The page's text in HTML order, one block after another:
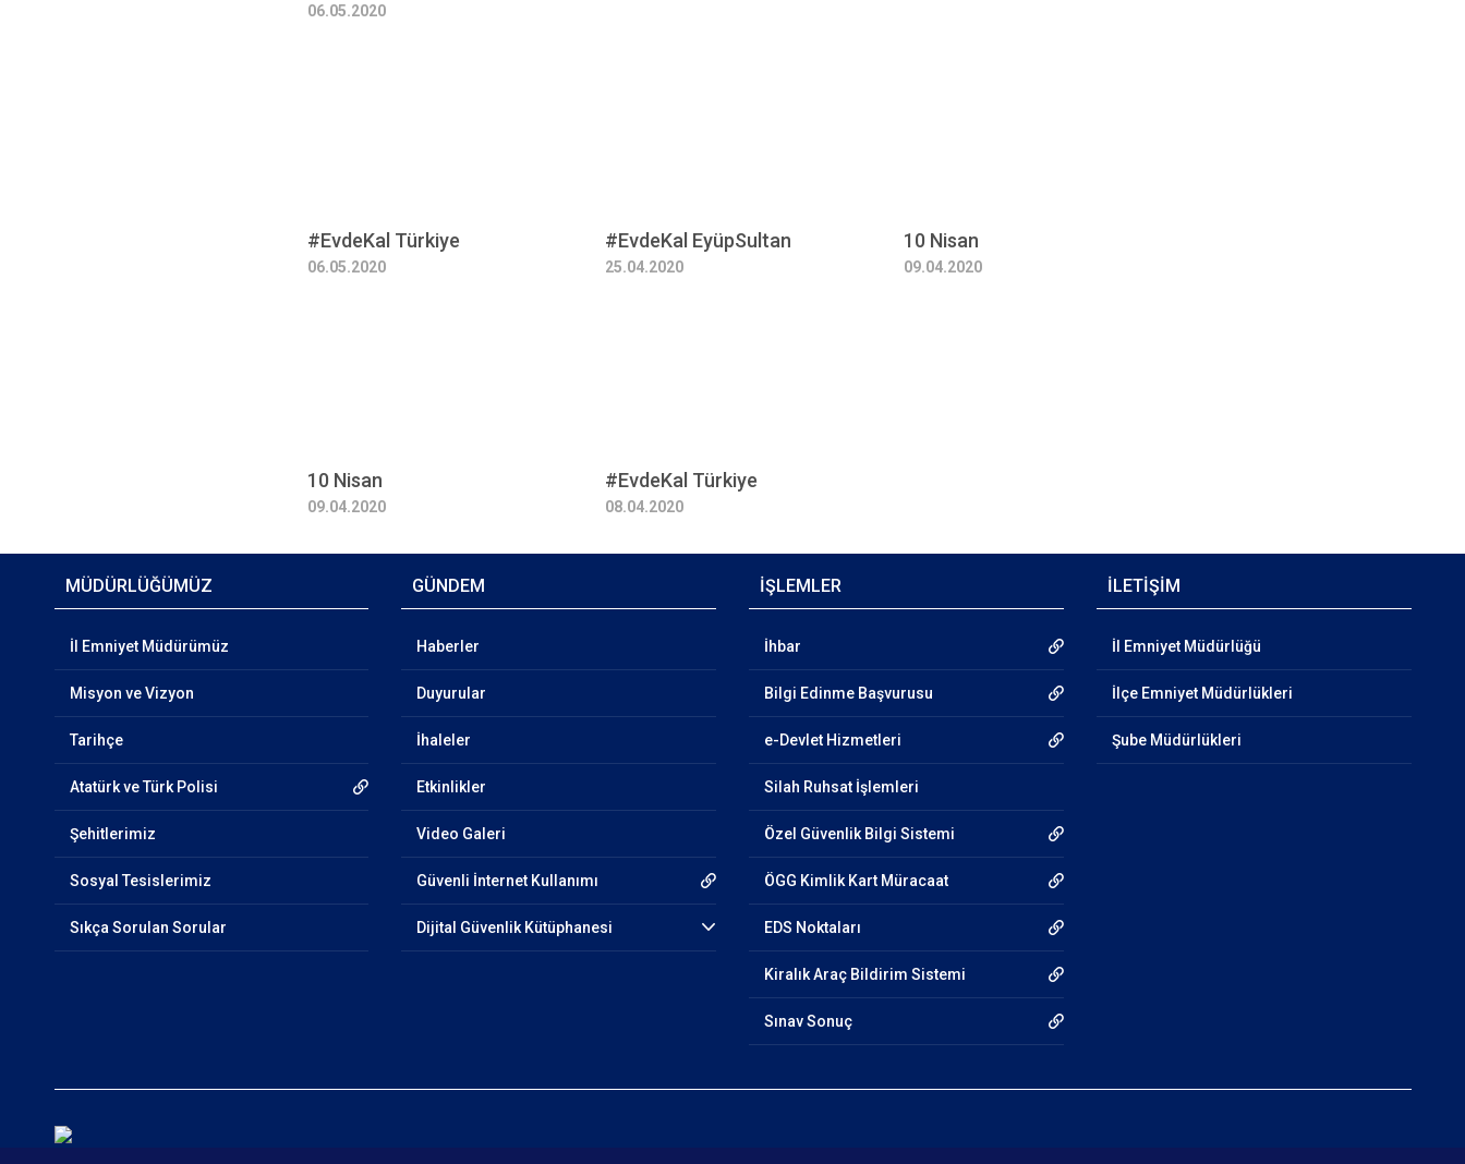
06.05.2020
#EvdeKal Türkiye
06.05.2020
#EvdeKal EyüpSultan
25.04.2020
10 Nisan
09.04.2020
10 Nisan
09.04.2020
#EvdeKal Türkiye
08.04.2020
MÜDÜRLÜĞÜMÜZ
İl Emniyet Müdürümüz
Misyon ve Vizyon
Tarihçe
Atatürk ve Türk Polisi
Şehitlerimiz
Sosyal Tesislerimiz
Sıkça Sorulan Sorular
GÜNDEM
Haberler
Duyurular
İhaleler
Etkinlikler
Video Galeri
Güvenli İnternet Kullanımı
Dijital Güvenlik Kütüphanesi
İŞLEMLER
İhbar
Bilgi Edinme Başvurusu
e-Devlet Hizmetleri
Silah Ruhsat İşlemleri
Özel Güvenlik Bilgi Sistemi
ÖGG Kimlik Kart Müracaat
EDS Noktaları
Kiralık Araç Bildirim Sistemi
Sınav Sonuç
İLETİŞİM
İl Emniyet Müdürlüğü
İlçe Emniyet Müdürlükleri
Şube Müdürlükleri